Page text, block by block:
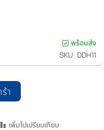
พร้อมส่ง
SKU DDH11
า
เพิ่มไปเปรียบเทียบ